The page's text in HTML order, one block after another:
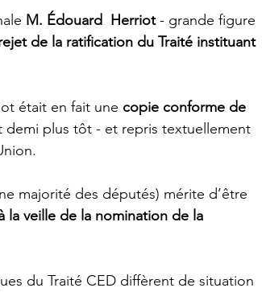
M. Édouard  Herriot - grande figure
de la ratification du Traité instituant
était en fait une copie conforme de
demi plus tôt - et repris textuellement
majorité des députés) mérite d’être
la veille de la nomination de la
du Traité CED diffèrent de situation